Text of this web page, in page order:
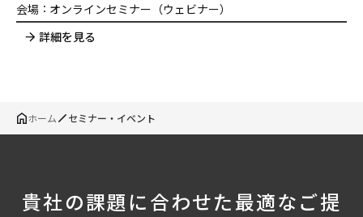
会場
オンラインセミナー（ウェビナー）
詳細を見る
ホーム セミナー・イベント
貴社の課題に合わせた最適なご提